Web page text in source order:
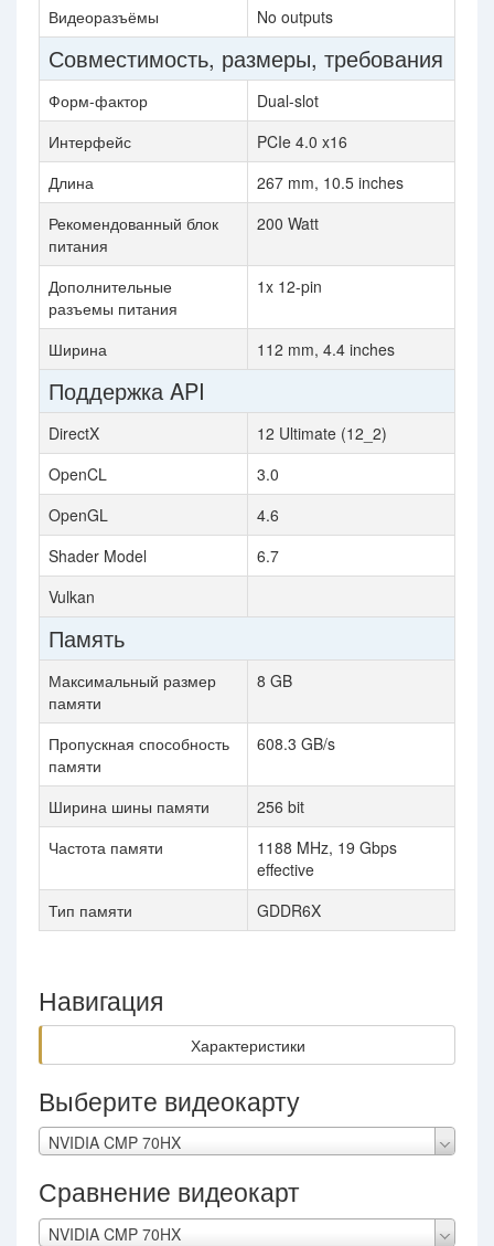
Видеоразъёмы No outputs
Совместимость, размеры, требования
Форм-фактор
Dual-slot
Интерфейс
PCIe 4.0 x16
Длина
267 mm, 10.5 inches
Рекомендованный блок
питания
200 Watt
Дополнительные
разъемы питания
1x 12-pin
Ширина 112 mm, 4.4 inches
Поддержка API
DirectX
12 Ultimate (12_2)
OpenCL
3.0
OpenGL
4.6
Shader Model
6.7
Vulkan
Память
Максимальный размер
памяти
8 GB
Пропускная способность
памяти
608.3 GB/s
Ширина шины памяти
256 bit
Частота памяти
1188 MHz, 19 Gbps
effective
Тип памяти
GDDR6X
Навигация
Характеристики
Выберите видеокарту
NVIDIA CMP 70HX
Сравнение видеокарт
NVIDIA CMP 70HX